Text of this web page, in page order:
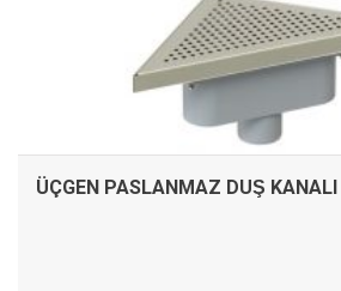
ÜÇGEN PASLANMAZ DUŞ